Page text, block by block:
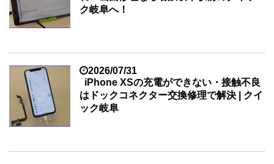
ク岐阜へ！
2026/07/31
iPhone XSの充電ができない・接触不良
はドックコネクター交換修理で解決 | クイ
ック岐阜